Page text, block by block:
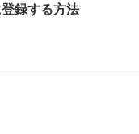
録する方法